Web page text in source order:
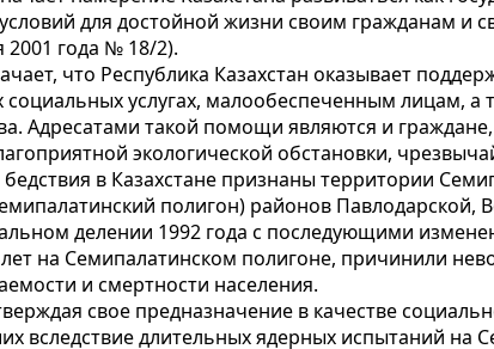
для достойной жизни своим гражданам и
2001 года № 18/2).
что Республика Казахстан оказывает
услугах, малообеспеченным лицам, а
Адресатами такой помощи являются и
экологической обстановки,
в Казахстане признаны территории
полигон) районов Павлодарской,
делении 1992 года с последующими
на Семипалатинском полигоне, причинили
и смертности населения.
свое предназначение в качестве
вследствие длительных ядерных испытаний